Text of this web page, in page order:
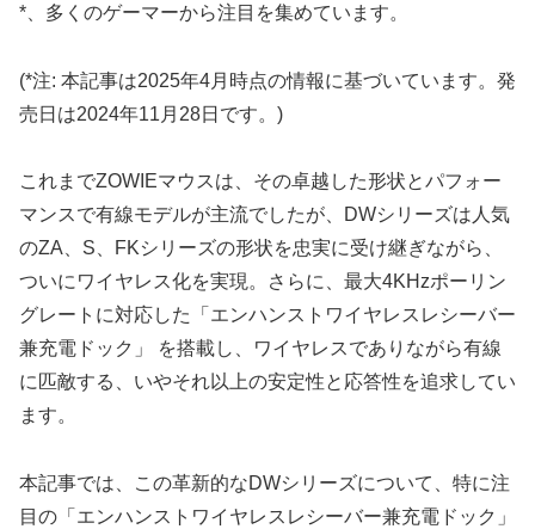
*、多くのゲーマーから注目を集めています。
(*注: 本記事は2025年4月時点の情報に基づいています。発
売日は2024年11月28日です。)
これまでZOWIEマウスは、その卓越した形状とパフォー
マンスで有線モデルが主流でしたが、DWシリーズは人気
のZA、S、FKシリーズの形状を忠実に受け継ぎながら、
ついにワイヤレス化を実現。さらに、最大4KHzポーリン
グレートに対応した「エンハンストワイヤレスレシーバー
兼充電ドック」 を搭載し、ワイヤレスでありながら有線
に匹敵する、いやそれ以上の安定性と応答性を追求してい
ます。
本記事では、この革新的なDWシリーズについて、特に注
目の「エンハンストワイヤレスレシーバー兼充電ドック」